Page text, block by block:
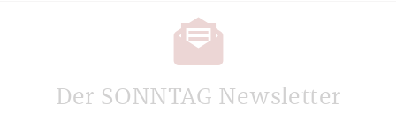
Der SONNTAG Newsletter